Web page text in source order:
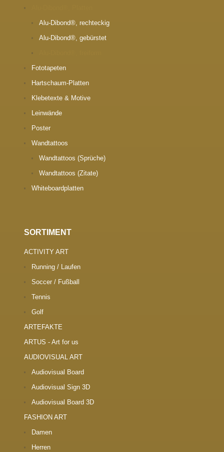
Alu-Dibond®, rechteckig
Alu-Dibond®, gebürstet
Fototapeten
Hartschaum-Platten
Klebetexte & Motive
Leinwände
Poster
Wandtattoos
Wandtattoos (Sprüche)
Wandtattoos (Zitate)
Whiteboardplatten
SORTIMENT
ACTIVITY ART
Running / Laufen
Soccer / Fußball
Tennis
Golf
ARTEFAKTE
ARTUS - Art for us
AUDIOVISUAL ART
Audiovisual Board
Audiovisual Sign 3D
Audiovisual Board 3D
FASHION ART
Damen
Herren